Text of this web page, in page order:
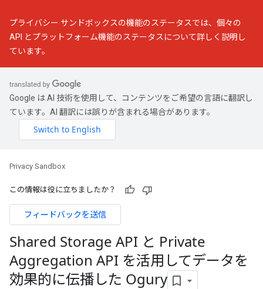
プライバシー サンドボックスの機能のステータスでは、個々の
API とプラットフォーム機能のステータスについて詳しく説明し
ています。
Google は AI 技術を使用して、コンテンツをご希望の言語に翻訳し
ています。AI 翻訳には誤りが含まれる場合があります。
Privacy Sandbox
この情報は役に立ちましたか？
フィードバックを送信
Shared Storage API と Private
Aggregation API を活用してデータを
効果的に伝播した Ogury